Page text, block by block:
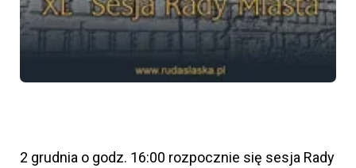
2 grudnia o godz. 16:00 rozpocznie się sesja Rady